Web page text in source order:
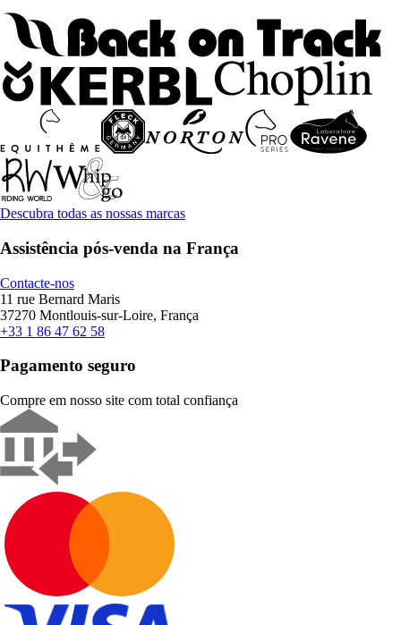
Descubra todas as nossas marcas
Assistência pós-venda na França
Contacte-nos
11 rue Bernard Maris
37270 Montlouis-sur-Loire, França
+33 1 86 47 62 58
Pagamento seguro
Compre em nosso site com total confiança